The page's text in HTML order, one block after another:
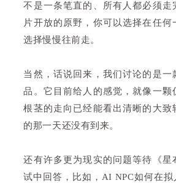
不是一条笔直的、所有人都必须走
片开放的原野，你可以选择在任何
选择慢慢往前走。
当然，话说回来，我们讨论的是一
品。它目前给人的感觉，就像一颗
根茎的走向已经能看出清晰的大致
的那一天还没有到来。
还有许多更为现实的问题等待《星
试中回答，比如，AI NPC如何在